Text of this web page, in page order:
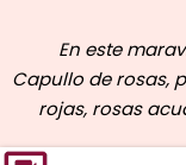
En este
Capullo de rosas,
rojas, rosas